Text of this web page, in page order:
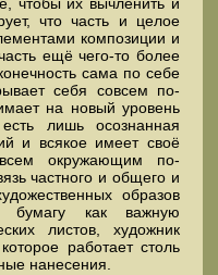
что часть и целое
композиции и
ещё чего-то более
сама по себе
себя совсем по-
на новый уровень
лишь осознанная
и всякое имеет своё
окружающим по-
частного и общего и
образов
бумагу как важную
листов, художник
работает столь
нанесения.